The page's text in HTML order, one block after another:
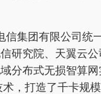
信集团有限公司统
研究院、天翼云公
分布式无损智算
，打造了千卡规